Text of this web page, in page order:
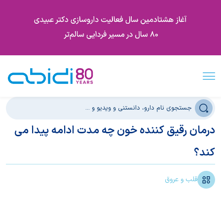
درمان رقیق کننده خون چه مدت ادامه پیدا می
کند؟
قلب و عروق